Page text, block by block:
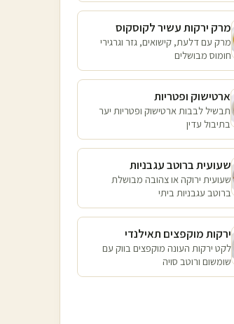
מרק ירקות עשיר לקוסקוס
מרק עם דלעת, קישואים, גזר וגרגירי
חומוס מבושלים
ארטישוק ופטריות
תבשיל לבבות ארטישוק ופטריות יער
בתיבול עדין
שעועית ברוטב עגבניות
שעועית ירוקה או צהובה מבושלת
ברוטב עגבניות ביתי
ירקות מוקפצים תאילנדי
לקט ירקות העונה מוקפצים בווק עם
שומשום ורוטב סויה